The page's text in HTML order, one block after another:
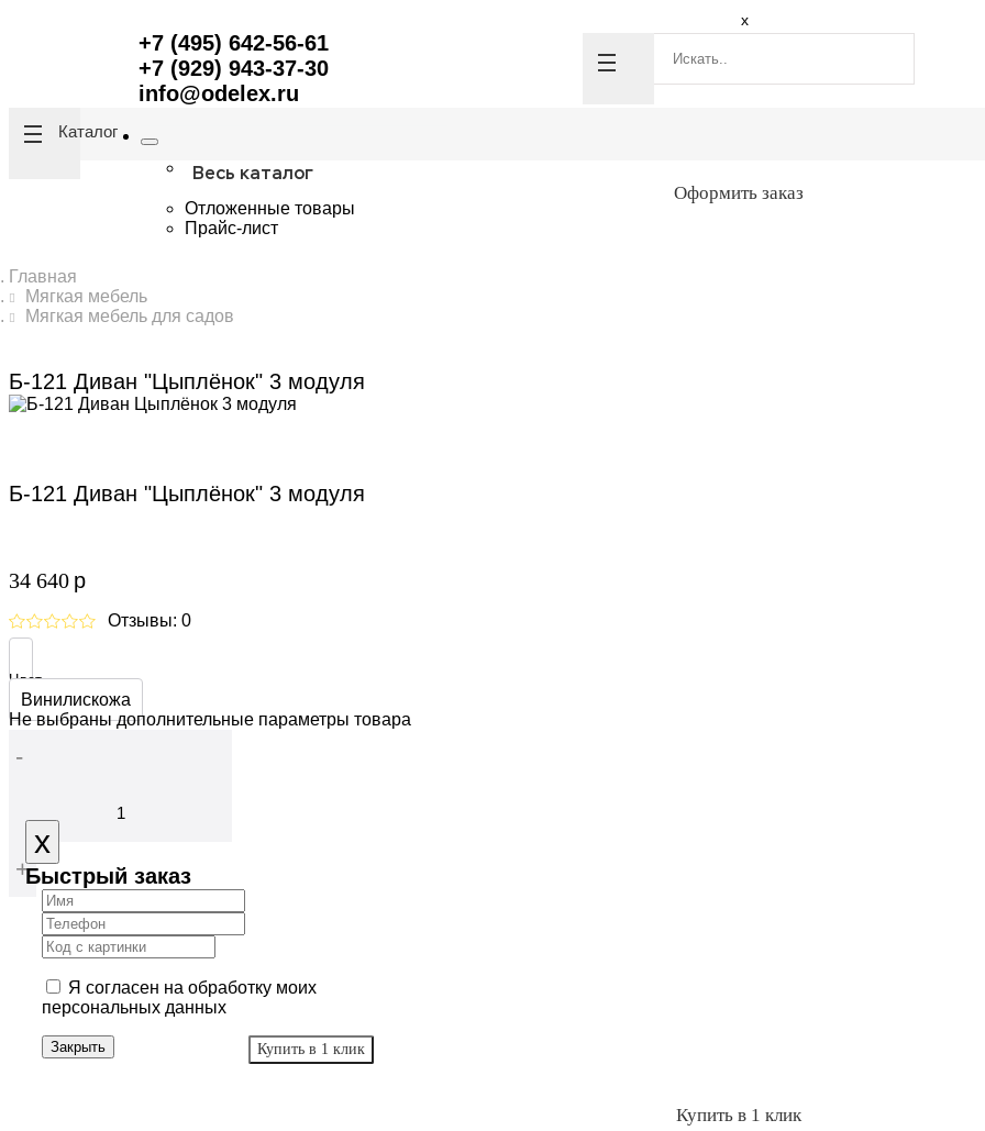
x
+7 (495) 642-56-61
+7 (929) 943-37-30
info@odelex.ru
Каталог
Весь каталог
Отложенные товары
Прайс-лист
Оформить заказ
Главная
Мягкая мебель
Мягкая мебель для садов
Б-121 Диван "Цыплёнок" 3 модуля
Б-121 Диван "Цыплёнок" 3 модуля
34 640 p
Отзывы: 0
Цвет
Винилискожа
Не выбраны дополнительные параметры товара
-
+
x
Быстрый заказ
Я согласен на обработку моих
персональных данных
Закрыть Купить в 1 клик
Купить в 1 клик